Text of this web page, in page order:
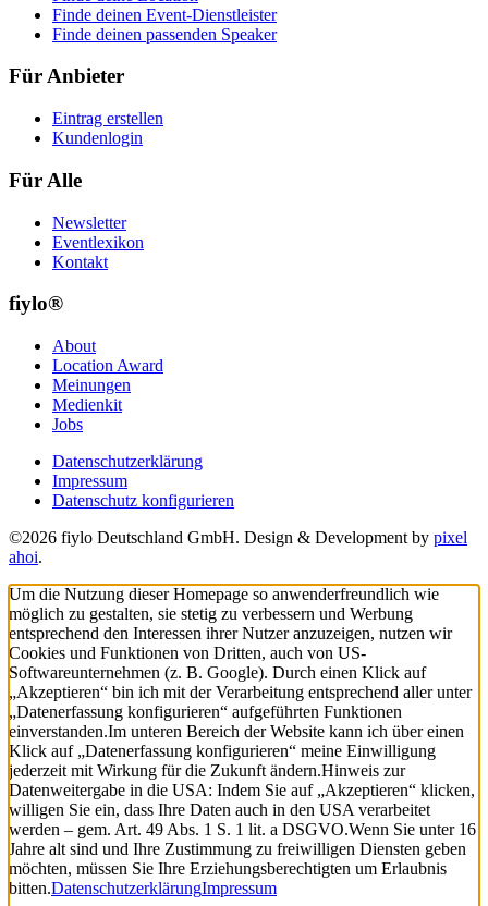
Finde deinen Event-Dienstleister
Finde deinen passenden Speaker
Für Anbieter
Eintrag erstellen
Kundenlogin
Für Alle
Newsletter
Eventlexikon
Kontakt
fiylo®
About
Location Award
Meinungen
Medienkit
Jobs
Datenschutzerklärung
Impressum
Datenschutz konfigurieren
©2026 fiylo Deutschland GmbH. Design & Development by pixel
ahoi.
Um die Nutzung dieser Homepage so anwenderfreundlich wie
möglich zu gestalten, sie stetig zu verbessern und Werbung
entsprechend den Interessen ihrer Nutzer anzuzeigen, nutzen wir
Cookies und Funktionen von Dritten, auch von US-
Softwareunternehmen (z. B. Google). Durch einen Klick auf
„Akzeptieren“ bin ich mit der Verarbeitung entsprechend aller unter
„Datenerfassung konfigurieren“ aufgeführten Funktionen
einverstanden.Im unteren Bereich der Website kann ich über einen
Klick auf „Datenerfassung konfigurieren“ meine Einwilligung
jederzeit mit Wirkung für die Zukunft ändern.Hinweis zur
Datenweitergabe in die USA: Indem Sie auf „Akzeptieren“ klicken,
willigen Sie ein, dass Ihre Daten auch in den USA verarbeitet
werden – gem. Art. 49 Abs. 1 S. 1 lit. a DSGVO.Wenn Sie unter 16
Jahre alt sind und Ihre Zustimmung zu freiwilligen Diensten geben
möchten, müssen Sie Ihre Erziehungsberechtigten um Erlaubnis
bitten.DatenschutzerklärungImpressum